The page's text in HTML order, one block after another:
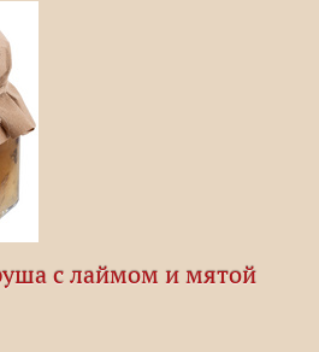
с лаймом и мятой